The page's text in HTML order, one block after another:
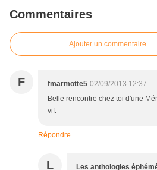
Commentaires
Ajouter un commentaire
F fmarmotte5 02/09/2013 12:37
Belle rencontre chez toi d'une
vif.
Répondre
L Les anthologies